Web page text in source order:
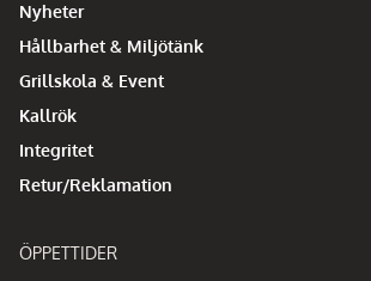
Nyheter
Hållbarhet & Miljötänk
Grillskola & Event
Kallrök
Integritet
Retur/Reklamation
ÖPPETTIDER